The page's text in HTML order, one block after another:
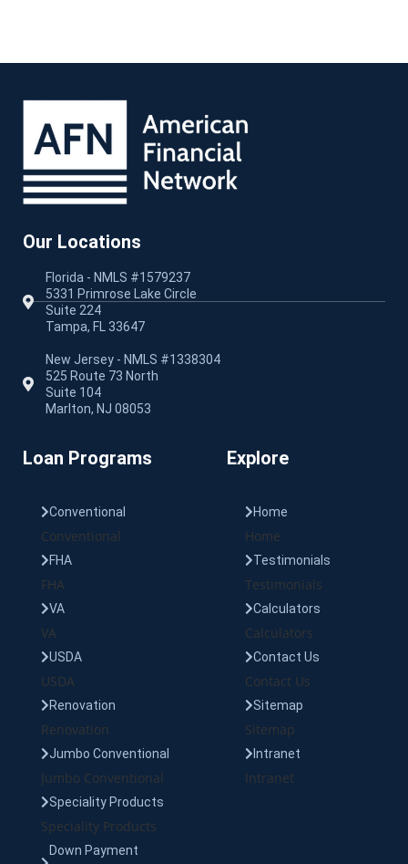
Our Locations
Florida - NMLS #1579237
5331 Primrose Lake Circle
Suite 224
Tampa, FL 33647
New Jersey - NMLS #1338304
525 Route 73 North
Suite 104
Marlton, NJ 08053
Loan Programs
Conventional
Conventional
FHA
FHA
VA
VA
USDA
USDA
Renovation
Renovation
Jumbo Conventional
Jumbo Conventional
Speciality Products
Speciality Products
Down Payment
Explore
Home
Home
Testimonials
Testimonials
Calculators
Calculators
Contact Us
Contact Us
Sitemap
Sitemap
Intranet
Intranet